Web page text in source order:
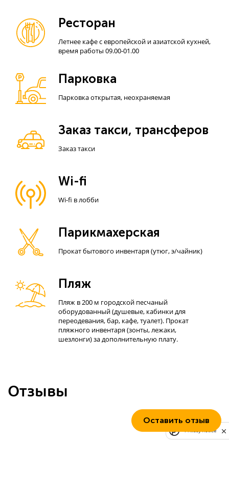
Ресторан
Летнее кафе с европейской и азиатской кухней,
время работы 09.00-01.00
Парковка
Парковка открытая, неохраняемая
Заказ такси, трансферов
Заказ такси
Wi-fi
Wi-fi в лобби
Парикмахерская
Прокат бытового инвентаря (утюг, э/чайник)
Пляж
Пляж в 200 м городской песчаный
оборудованный (душевые, кабинки для
переодевания, бар, кафе, туалет). Прокат
пляжного инвентаря (зонты, лежаки,
шезлонги) за дополнительную плату.
Отзывы
Оставить отзыв
Privacy notice